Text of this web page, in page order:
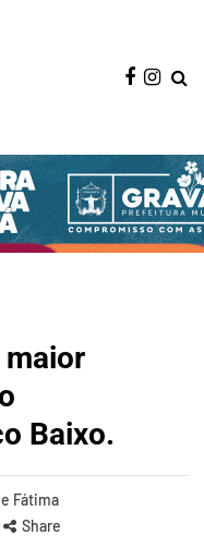
maior
Baixo.
Fátima
Share